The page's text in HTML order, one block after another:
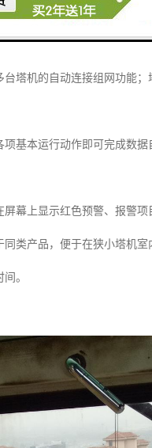
倾角、吊重、力矩等实时参
铭牌中塔机型号自由选择，
塔机的自动连接组网功能
基本运行动作即可完成数
幕上显示红色预警、报警项
类产品，便于在狭小塔机室
。